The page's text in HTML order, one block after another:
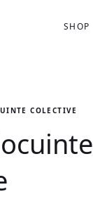
SHOP
COLECTIVE